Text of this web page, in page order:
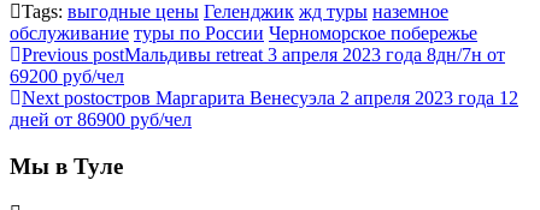
Tags: выгодные цены Геленджик жд туры наземное
обслуживание туры по России Черноморское побережье
Previous postМальдивы retreat 3 апреля 2023 года 8дн/7н от
69200 руб/чел
Next postостров Маргарита Венесуэла 2 апреля 2023 года 12
дней от 86900 руб/чел
Мы в Туле